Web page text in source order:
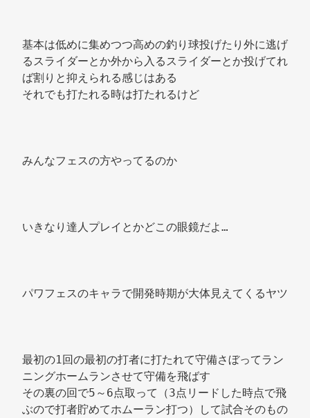
基本は低めに集めつつ高めの釣り球投げたり外に逃げ
るスライダーとか外から入るスライダーとか投げてれ
ば割りと抑えられる感じはある
それでも打たれる時は打たれるけど
みんなフェスの方やってるのか
いきなり達人プレイとかどこの眼鏡だよ…
最初の1回の最初の打者に打たれて守備さぼってラン
ニングホームランさせて守備を飛ばす
その裏の回で5～6点取って（3点リードした時点で飛
ぶので打者貯めてホムーラン打つ）して試合そのもの